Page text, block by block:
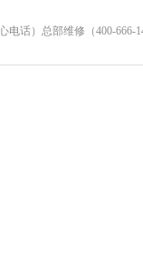
电话）总部维修（400-